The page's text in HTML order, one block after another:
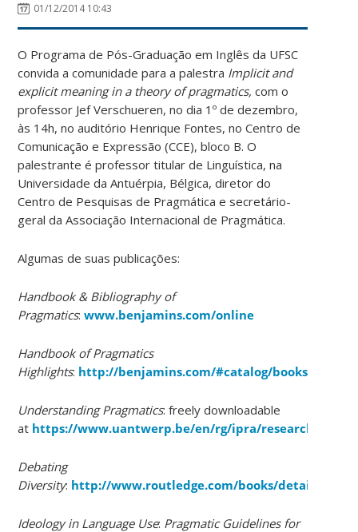
01/12/2014 10:43
O Programa de Pós-Graduação em Inglês da UFSC
convida a comunidade para a palestra Implicit and
explicit meaning in a theory of pragmatics, com o
professor Jef Verschueren, no dia 1º de dezembro,
às 14h, no auditório Henrique Fontes, no Centro de
Comunicação e Expressão (CCE), bloco B. O
palestrante é professor titular de Linguística, na
Universidade da Antuérpia, Bélgica, diretor do
Centro de Pesquisas de Pragmática e secretário-
geral da Associação Internacional de Pragmática.
Algumas de suas publicações:
Handbook & Bibliography of
Pragmatics:www.benjamins.com/online
Handbook of Pragmatics
Highlights: http://benjamins.com/#catalog/books/hoph/
Understanding Pragmatics: freely downloadable
at https://www.uantwerp.be/en/rg/ipra/research/
Debating
Diversity: http://www.routledge.com/books/details/
Ideology in Language Use: Pragmatic Guidelines for